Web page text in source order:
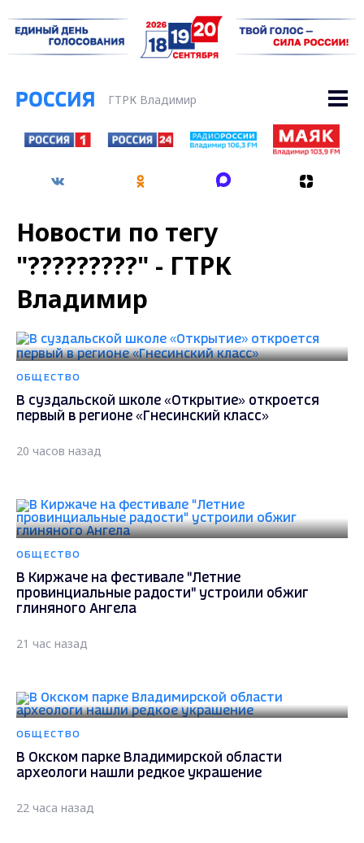
ГТРК Владимир
Новости по тегу
"?????????" - ГТРК
Владимир
ОБЩЕСТВО
В суздальской школе «Открытие» откроется
первый в регионе «Гнесинский класс»
20 часов назад
ОБЩЕСТВО
В Киржаче на фестивале "Летние
провинциальные радости" устроили обжиг
глиняного Ангела
21 час назад
ОБЩЕСТВО
В Окском парке Владимирской области
археологи нашли редкое украшение
22 часа назад